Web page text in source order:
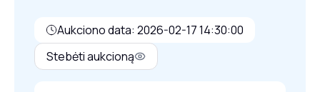
Aukciono data: 2026-02-17 14:30:00
Stebėti aukcioną